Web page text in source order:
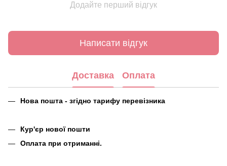
Додайте перший відгук
Написати відгук
Доставка Оплата
Нова пошта - згідно тарифу перевізника
Кур'єр нової пошти
Оплата при отриманні.